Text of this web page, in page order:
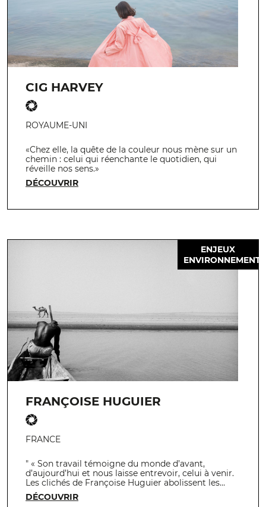
CIG HARVEY
ROYAUME-UNI
«Chez elle, la quête de la couleur nous mène sur un
chemin : celui qui réenchante le quotidien, qui
réveille nos sens.»
DÉCOUVRIR
ENJEUX
FRANÇOISE HUGUIER
FRANCE
" « Son travail témoigne du monde d’avant,
d’aujourd’hui et nous laisse entrevoir, celui à venir.
Les clichés de Françoise Huguier abolissent les…
DÉCOUVRIR